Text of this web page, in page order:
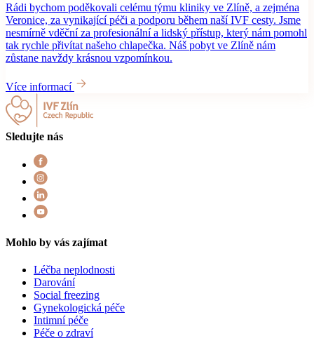
Rádi bychom poděkovali celému týmu kliniky ve Zlíně, a zejména
Veronice, za vynikající péči a podporu během naší IVF cesty. Jsme
nesmírně vděční za profesionální a lidský přístup, který nám pomohl
tak rychle přivítat našeho chlapečka. Náš pobyt ve Zlíně nám
zůstane navždy krásnou vzpomínkou.
Více informací
Sledujte nás
Mohlo by vás zajímat
Léčba neplodnosti
Darování
Social freezing
Gynekologická péče
Intimní péče
Péče o zdraví